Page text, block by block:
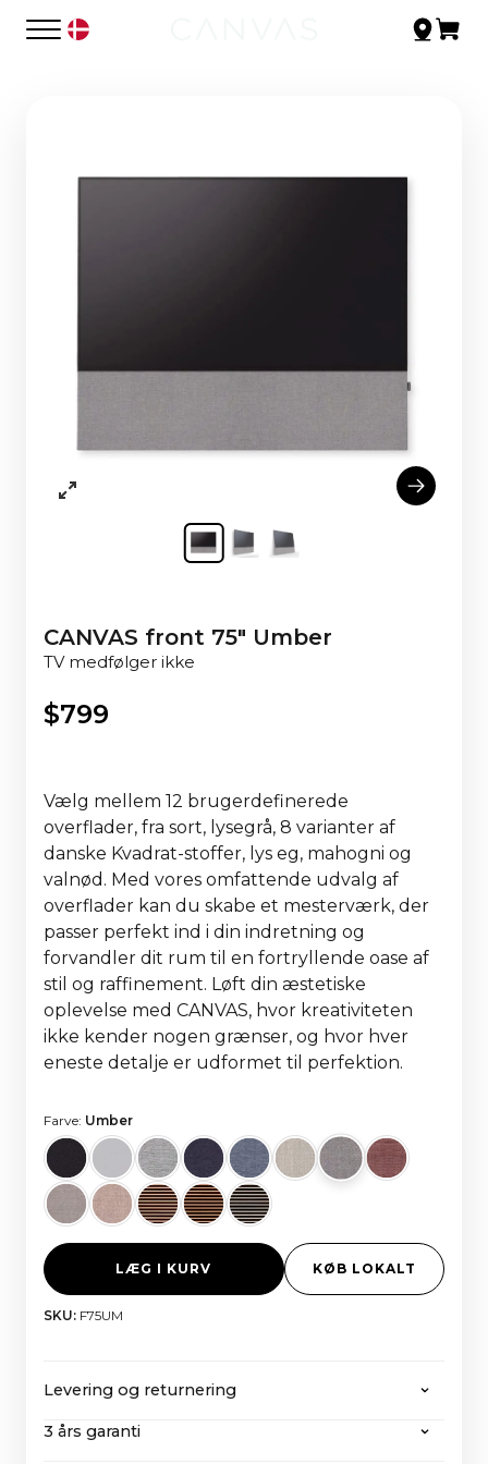
CANVAS front 75" Umber
TV medfølger ikke
$799
Vælg mellem 12 brugerdefinerede
overflader, fra sort, lysegrå, 8 varianter af
danske Kvadrat-stoffer, lys eg, mahogni og
valnød. Med vores omfattende udvalg af
overflader kan du skabe et mesterværk, der
passer perfekt ind i din indretning og
forvandler dit rum til en fortryllende oase af
stil og raffinement. Løft din æstetiske
oplevelse med CANVAS, hvor kreativiteten
ikke kender nogen grænser, og hvor hver
eneste detalje er udformet til perfektion.
Farve: Umber
LÆG I KURV KØB LOKALT
SKU: F75UM
Levering og returnering
CANVAS tilbyder gratis forsendelse på alle ordrer
3 års garanti